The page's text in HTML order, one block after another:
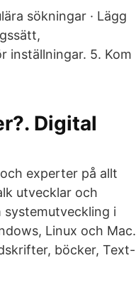
sökningar · Lägg
inställningar. 5. Kom
Digital
experter på allt
utvecklar och
i
Linux och Mac.
böcker, Text-